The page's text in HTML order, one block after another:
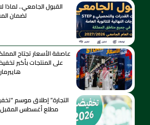
القبول الجامعي..
لضمان
على المنتجات بأكبر
مطلع أغسطس المقبل